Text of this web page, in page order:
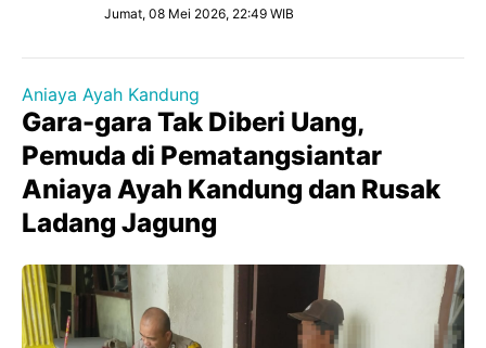
Jumat, 08 Mei 2026, 22:49 WIB
Aniaya Ayah Kandung
Gara-gara Tak Diberi Uang,
Pemuda di Pematangsiantar
Aniaya Ayah Kandung dan Rusak
Ladang Jagung